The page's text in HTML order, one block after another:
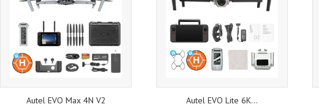
Autel EVO Max 4N V2 Autel EVO Lite 6K...